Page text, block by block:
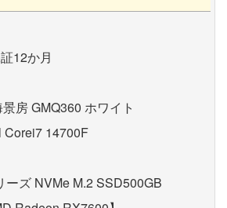
12か月
房 GMQ360 ホワイト
Corei7 14700F
ズ NVMe M.2 SSD500GB